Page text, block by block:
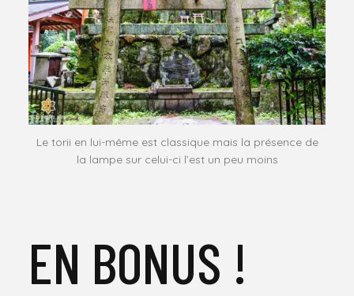
Le torii en lui-même est classique mais la présence de
la lampe sur celui-ci l’est un peu moins
EN BONUS !